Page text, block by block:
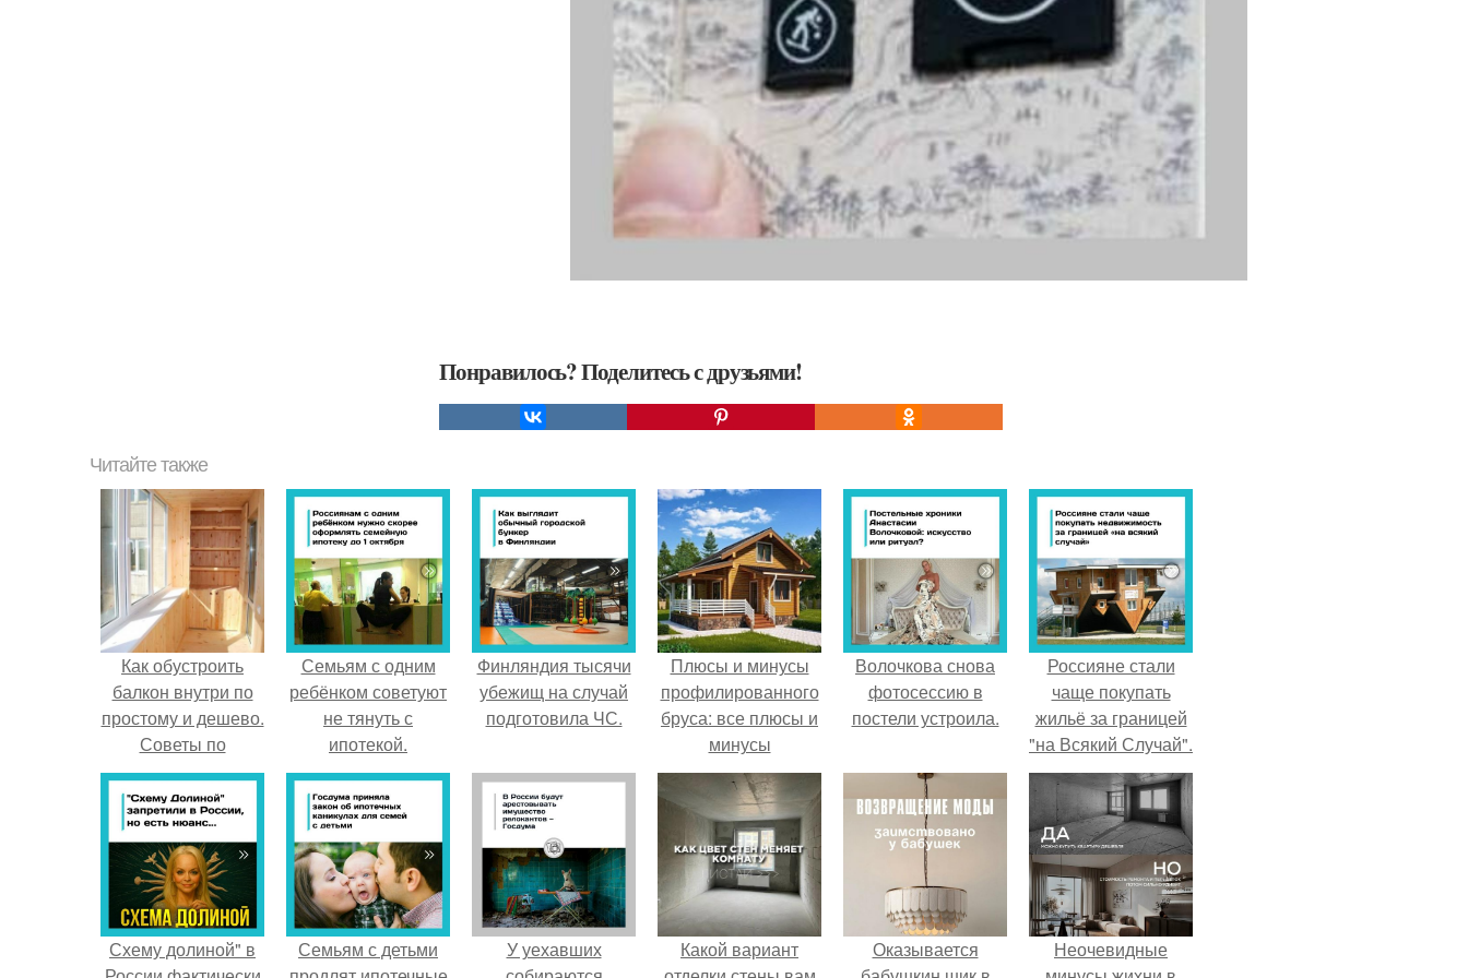
Понравилось? Поделитесь с друзьями!
Читайте также
Как обустроить
балкон внутри по
простому и дешево.
Советы по
обустройству
балкона
Семьям с одним
ребёнком советуют
не тянуть с
ипотекой.
Финляндия тысячи
убежищ на случай
подготовила ЧС.
Плюсы и минусы
профилированного
бруса: все плюсы и
минусы
Волочкова снова
фотосессию в
постели устроила.
Россияне стали
чаще покупать
жильё за границей
"на Всякий Случай".
Схему долиной" в
Семьям с детьми
У уехавших
Какой вариант
Оказывается
Неочевидные